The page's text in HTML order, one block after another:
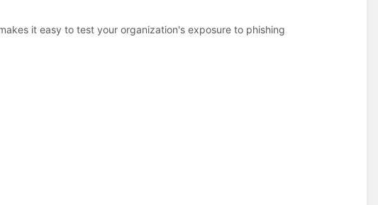
it easy to test your organization's exposure to phishing